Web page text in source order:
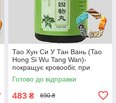
Тао Хун Си У Тан Вань (Tao
Hong Si Wu Tang Wan)-
покращує кровообіг, при
інсульті, головних болях
Готово до відправки
483 ₴ 690 ₴